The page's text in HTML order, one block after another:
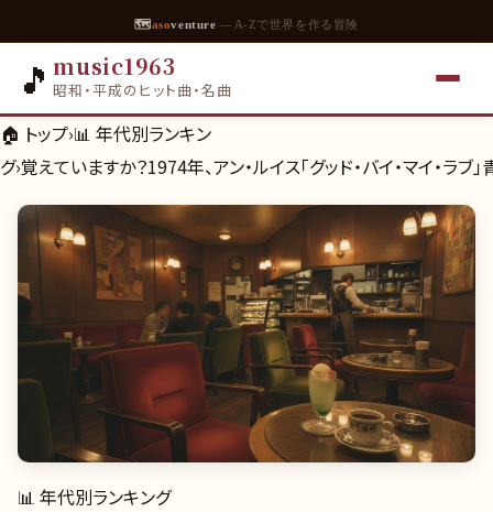
🗺asoventure — A-Zで世界を作る冒険
🎵 music1963
昭和・平成のヒット曲・名曲
🏠 トップ›📊 年代別ランキン
グ›覚えていますか？1974年、アン・ルイス「グッド・バイ・マイ・ラ
📊 年代別ランキング